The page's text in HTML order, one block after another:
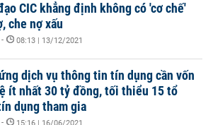
CIC khẳng định không có 'cơ chế'
che nợ xấu
- 08:13 | 13/12/2021
dịch vụ thông tin tín dụng cần vốn
ít nhất 30 tỷ đồng, tối thiểu 15 tổ
dụng tham gia
-